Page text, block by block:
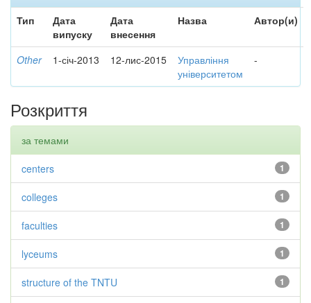
Тип
Дата
випуску
Дата
внесення
Назва Автор(и)
Other 1-січ-2013 12-лис-2015
Управління
університетом
-
Розкриття
за темами
1
centers
1
colleges
1
faculties
1
lyceums
1
structure of the TNTU